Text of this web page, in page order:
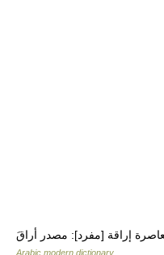
Arabic modern dictionary